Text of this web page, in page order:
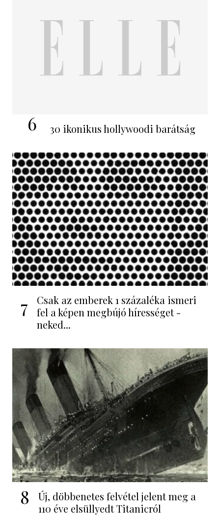
6 30 ikonikus hollywoodi barátság
7
Csak az emberek 1 százaléka ismeri
fel a képen megbújó hírességet -
neked...
8
Új, döbbenetes felvétel jelent meg a
110 éve elsüllyedt Titanicról